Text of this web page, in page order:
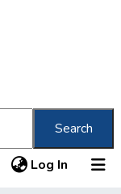
Search
Log In (current)